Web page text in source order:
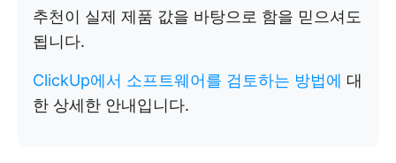
추천이 실제 제품 값을 바탕으로 함을 믿으셔도
됩니다.
ClickUp에서 소프트웨어를 검토하는 방법에 대
한 상세한 안내입니다.